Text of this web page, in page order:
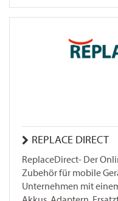
REPLACE DIRECT
ReplaceDirect- Der
Zubehör für mobile
Unternehmen mit